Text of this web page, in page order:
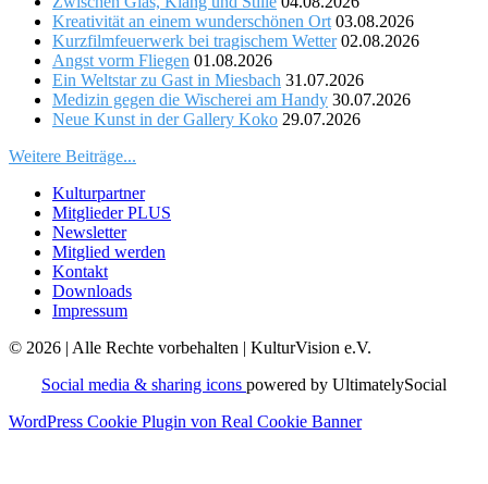
Kreativität an einem wunderschönen Ort 03.08.2026
Kurzfilmfeuerwerk bei tragischem Wetter 02.08.2026
Angst vorm Fliegen 01.08.2026
Ein Weltstar zu Gast in Miesbach 31.07.2026
Medizin gegen die Wischerei am Handy 30.07.2026
Neue Kunst in der Gallery Koko 29.07.2026
Weitere Beiträge...
Kulturpartner
Mitglieder PLUS
Newsletter
Mitglied werden
Kontakt
Downloads
Impressum
© 2026 | Alle Rechte vorbehalten | KulturVision e.V.
Social media & sharing icons powered by UltimatelySocial
WordPress Cookie Plugin von Real Cookie Banner